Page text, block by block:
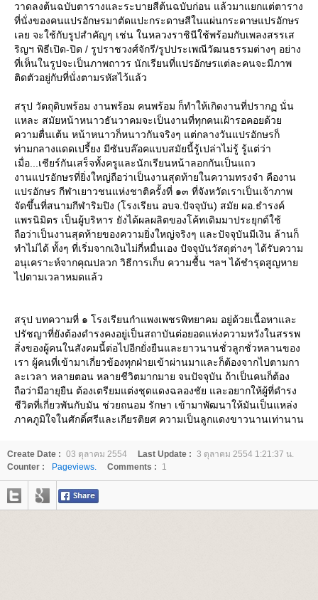
วาดลงต้นฉบับตารางและระบายสีต้นฉบับก่อน แล้วมาแยกแต่ตาราง
ที่นั่งของคนแปรอักษรมาตัดแปะกระดาษสีในแผ่นกระดาษแปรอักษร
เลย จะใช้กับรูปสำคัญๆ เช่น ในหลวงราชินีใช้พร้อมกับเพลงสรรเส
ริญฯ พิธีเปิด-ปิด / รูปราชวงศ์จักรี/รูปประเพณีวัฒนธรรมต่างๆ อย่าง
ที่เห็นในรูปจะเป็นภาพถาวร นักเรียนที่แปรอักษรแต่ละคนจะมีภาพ
ติดตัวอยู่กับที่นั่งตามรหัสไว้แล้ว
สรุป วัตถุดิบพร้อม งานพร้อม คนพร้อม ก็ทำให้เกิดงานที่ปรากฏ นั่น
หละ สมัยหน้าหนาวธันวาคมจะเป็นงานที่ทุกคนเฝ้ารอคอยด้ว
ความตื่นเต้น หน้าหนาวก็หนาวกันจริงๆ แต่กลางวันแปรอักษรก็
ท่ามกลางแดดเปรี้ยง มีซันบล๊อคแบบสมัยนี้รู้เปล่าไม่รู้ รู้แต่ว่า
เมื่อ...เชียร์กันเสร็จทั้งครูและนักเรียนหน้าลอกกันเป็นแถว
งานแปรอักษรที่ยิ่งใหญ่ถือว่าเป็นงานสุดท้ายในความทรงจำ คืองาน
ปรอักษร กีฬาเยาวชนแห่งชาติครั้งที่ ๑๓ ที่จังหวัดเราเป็นเจ้าภาพ
จัดขึ้นที่สนามกีฬาริมปิง (โรงเรียน อบจ.ปัจจุบัน) สมัย ผอ.ธำรงค์
พรนิมิตร เป็นผู้บริหาร ยังได้ผลผลิตของโค้ทเดิมมาประยุกต์ใช้
ถือว่าเป็นงานสุดท้ายของความยิ่งใหญ่จริงๆ และปัจจุบันมีเงิน ล้านก็
ทำไม่ได้ ทั้งๆ ที่เริ่มจากเงินไม่กี่หมื่นเอง ปัจจุบันวัสดุต่างๆ ได้รับความ
อนุเคราะห์จากคุณปลวก วิธีการเก็บ ความชื้น ฯลฯ ได้ชำรุดสูญหา
ไปตามเวลาหมดแล้ว
สรุป บทความที่ ๑ โรงเรียนกำแพงเพชรพิทยาคม อยู่ด้วยเนื้อหาและ
ปรัชญาที่ยังต้องดำรงคงอยู่เป็นสถาบันต่อยอดแห่งความหวังในสรรพ
สิ่งของผู้คนในสังคมนี้ต่อไปอีกยั่งยืนและยาวนานชั่วลูกชั่วหลานของ
เรา ผู้คนที่เข้ามาเกี่ยวข้องทุกฝ่ายเข้าผ่านมาและก็ต้องจากไปตามกา
ละเวลา หลายตอน หลายชีวิตมากมาย จนปัจจุบัน ถ้าเป็นคนก็ต้อง
ถือว่ามีอายุยืน ต้องเตรียมแต่งชุดแดงฉลองชัย และอยากให้ผู้ที่ดำรง
ชีวิตที่เกี่ยวพันกับมัน ช่วยถนอม รักษา เข้ามาพัฒนาให้มันเป็นแหล่ง
ภาคภูมิใจในศักดิ์ศรีและเกียรติยศ ความเป็นลูกแดงขาวนานเท่านาน
Create Date : 03 ตุลาคม 2554 Last Update : 3 ตุลาคม 2554 1:21:37 น.
Counter :
Pageviews. Comments : 1